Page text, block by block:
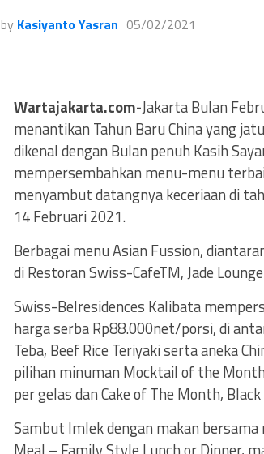
by Kasiyanto Yasran 05/02/2021
Wartajakarta.com-Jakarta Bulan
menantikan Tahun Baru China yang
dikenal dengan Bulan penuh Kasih
mempersembahkan menu-menu
menyambut datangnya keceriaan di
14 Februari 2021.
Berbagai menu Asian Fussion,
di Restoran Swiss-CafeTM, Jade
Swiss-Belresidences Kalibata
harga serba Rp88.000net/porsi, di
Teba, Beef Rice Teriyaki serta aneka
pilihan minuman Mocktail of the
per gelas dan Cake of The Month,
Sambut Imlek dengan makan